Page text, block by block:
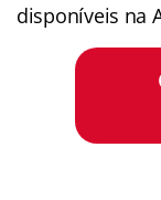
disponíveis na